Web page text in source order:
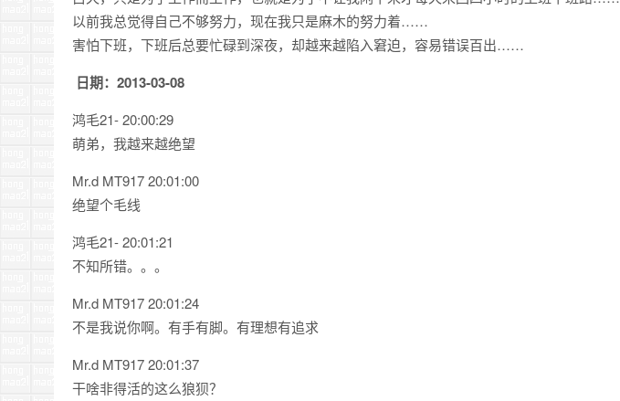
以前我总觉得自己不够努力，现在我只是麻木的努力着……
害怕下班，下班后总要忙碌到深夜，却越来越陷入窘迫，容易错误百出……
日期：2013-03-08
鸿毛21- 20:00:29
萌弟，我越来越绝望
Mr.d MT917 20:01:00
绝望个毛线
鸿毛21- 20:01:21
不知所错。。。
Mr.d MT917 20:01:24
不是我说你啊。有手有脚。有理想有追求
Mr.d MT917 20:01:37
干啥非得活的这么狼狈？